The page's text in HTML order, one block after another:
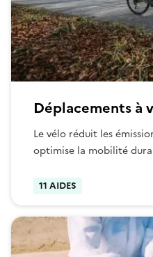
Déplacements à
Le vélo réduit les
optimise la mobilité
11 AIDES